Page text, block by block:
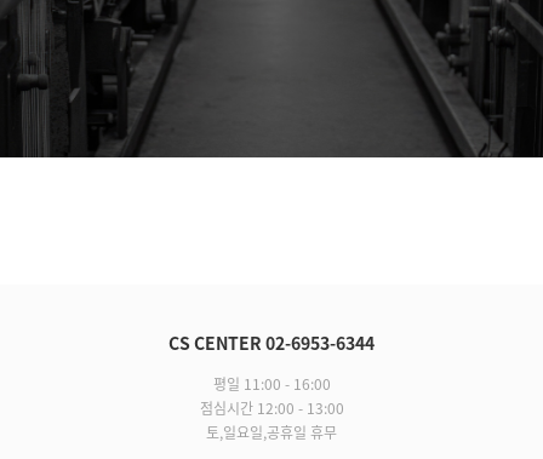
CS CENTER 02-6953-6344
평일 11:00 - 16:00
점심시간 12:00 - 13:00
토,일요일,공휴일 휴무